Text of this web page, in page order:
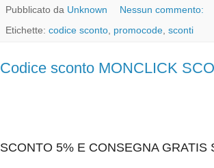
Pubblicato da Unknown
Nessun commento:
Etichette: codice sconto promocode sconti
Codice sconto MONCLICK
SCONTO 5% E CONSEGNA GRATIS